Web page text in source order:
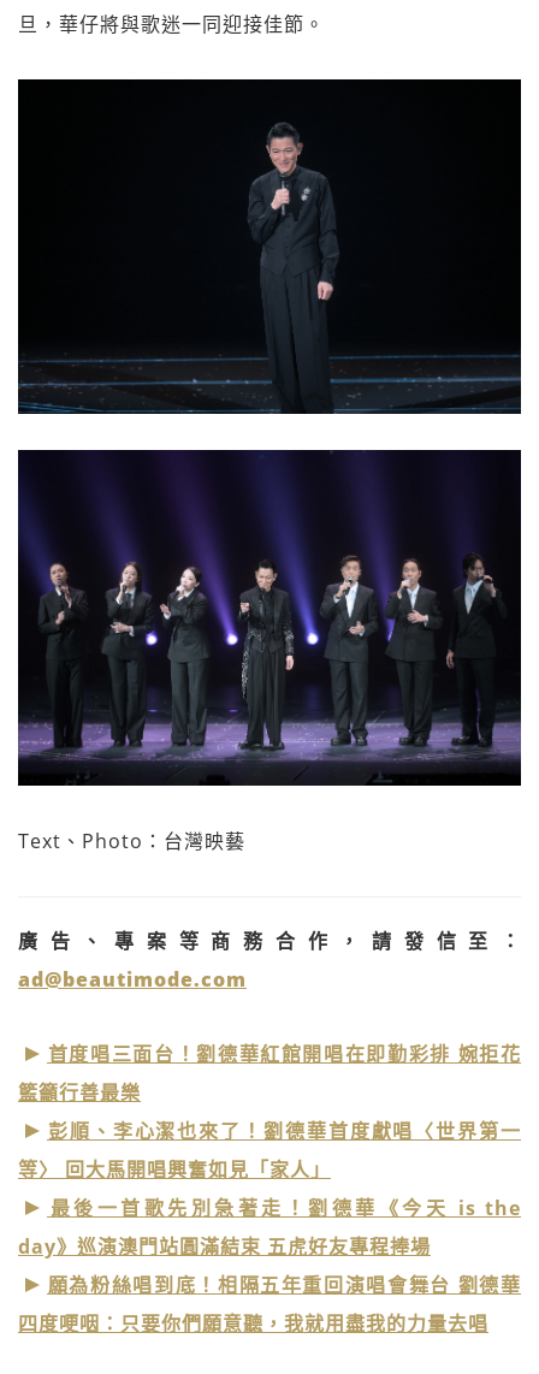
旦，華仔將與歌迷一同迎接佳節。
Text、Photo：台灣映藝
廣告、專案等商務合作，請發信至：
ad@beautimode.com
首度唱三面台！劉德華紅館開唱在即勤彩排 婉拒花
籃籲行善最樂
彭順、李心潔也來了！劉德華首度獻唱〈世界第一
等〉 回大馬開唱興奮如見「家人」
最後一首歌先別急著走！劉德華《今天 is the
day》巡演澳門站圓滿結束 五虎好友專程捧場
願為粉絲唱到底！相隔五年重回演唱會舞台 劉德華
四度哽咽：只要你們願意聽，我就用盡我的力量去唱